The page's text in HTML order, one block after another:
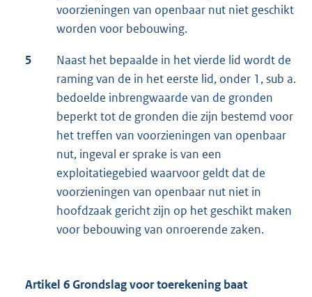
voorzieningen van openbaar nut niet geschikt
worden voor bebouwing.
5
Naast het bepaalde in het vierde lid wordt de
raming van de in het eerste lid, onder 1, sub a.
bedoelde inbrengwaarde van de gronden
beperkt tot de gronden die zijn bestemd voor
het treffen van voorzieningen van openbaar
nut, ingeval er sprake is van een
exploitatiegebied waarvoor geldt dat de
voorzieningen van openbaar nut niet in
hoofdzaak gericht zijn op het geschikt maken
voor bebouwing van onroerende zaken.
Artikel 6 Grondslag voor toerekening baat